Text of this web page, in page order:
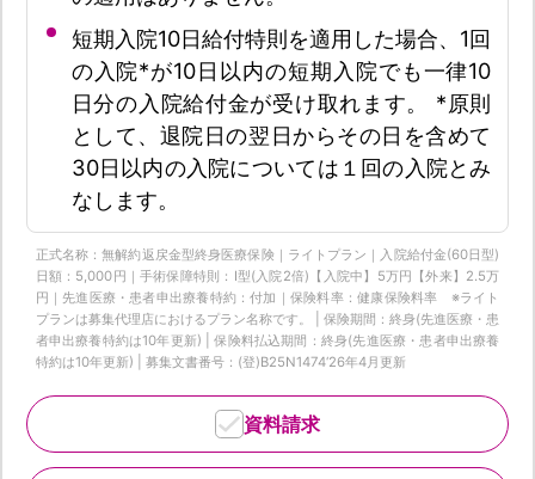
短期入院10日給付特則を適用した場合、1回
の入院*が10日以内の短期入院でも一律10
日分の入院給付金が受け取れます。 *原則
として、退院日の翌日からその日を含めて
30日以内の入院については１回の入院とみ
なします。
正式名称：無解約返戻金型終身医療保険｜ライトプラン｜入院給付金(60日型)
日額：5,000円｜手術保障特則：Ⅰ型(入院2倍)【入院中】5万円【外来】2.5万
円｜先進医療・患者申出療養特約：付加｜保険料率：健康保険料率 ※ライト
プランは募集代理店におけるプラン名称です。 | 保険期間：終身(先進医療・患
者申出療養特約は10年更新) | 保険料払込期間：終身(先進医療・患者申出療養
特約は10年更新) | 募集文書番号：(登)B25N1474‘26年4月更新
資料請求